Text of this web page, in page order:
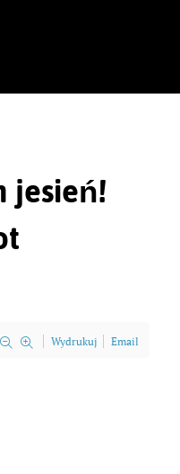
jesień!
Wydrukuj Email